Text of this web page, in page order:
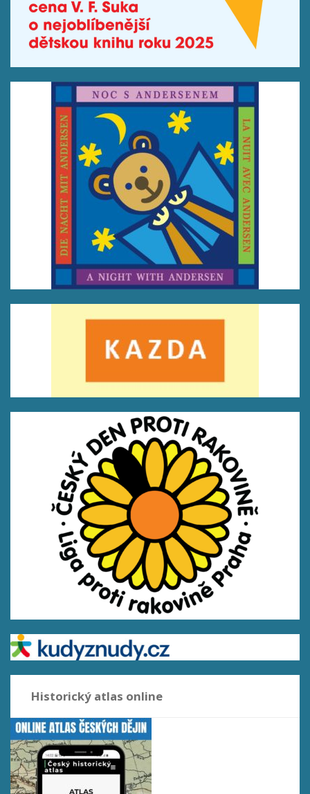
Historický atlas online